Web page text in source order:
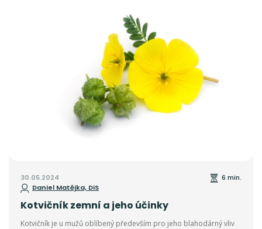
30.05.2024
Daniel Matějka, DiS
6 min.
Kotvičník zemní a jeho účinky
Kotvičník je u mužů oblíbený především pro jeho blahodárný vliv